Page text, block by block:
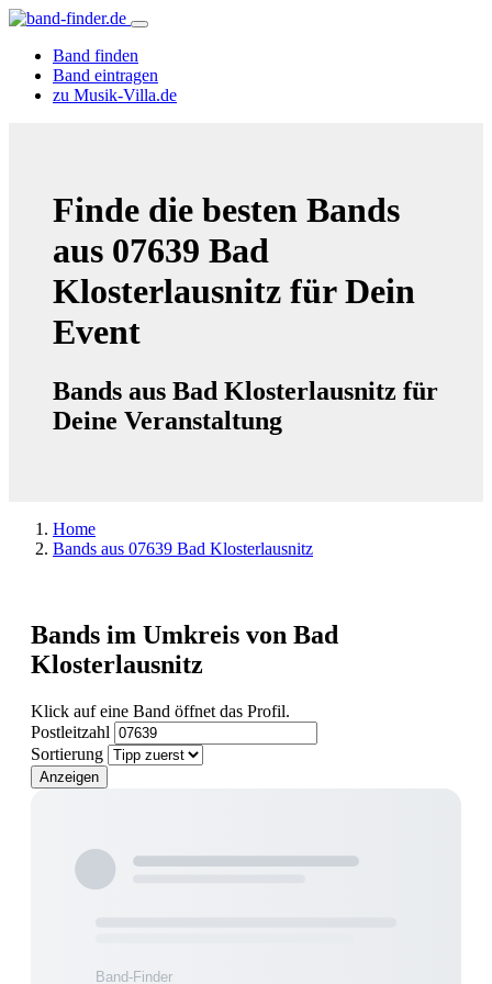
Band finden
Band eintragen
zu Musik-Villa.de
Finde die besten Bands
aus 07639 Bad
Klosterlausnitz für Dein
Event
Bands aus Bad Klosterlausnitz für
Deine Veranstaltung
Home
Bands aus 07639 Bad Klosterlausnitz
Bands im Umkreis von Bad
Klosterlausnitz
Klick auf eine Band öffnet das Profil.
Postleitzahl
Sortierung
Anzeigen